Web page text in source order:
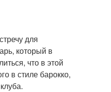
для
который в
что в этой
в стиле барокко,